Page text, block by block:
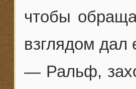
чтобы
взглядом дал
— Ральф,